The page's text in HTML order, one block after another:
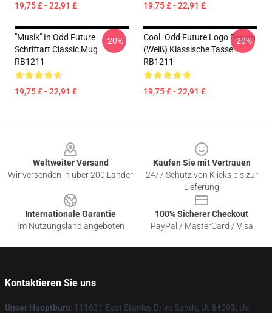
19,75 £ - 22,91 £ 19,75 £ - 22,91 £
"Musik" In Odd Future
Schriftart Classic Mug
RB1211
19,75 £ - 22,91 £
-20%
Cool. Odd Future Logo Design
(weiß) Klassische Tasse
RB1211
19,75 £ - 22,91 £
-20%
Weltweiter Versand
Wir versenden in über 200 Länder
Kaufen Sie mit Vertrauen
24/7 Schutz von Klicks bis zur
Lieferung
Internationale Garantie
Im Nutzungsland angeboten
100% Sicherer Checkout
PayPal / MasterCard / Visa
Kontaktieren Sie uns
Unser Hauptbüro: 111621 East Stanley Drive Sandy, Ut 84093, Us